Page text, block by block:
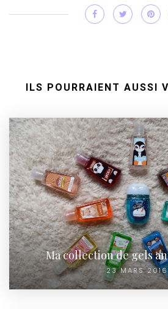
ILS POURRAIENT AUSSI
Ma collection de gels
23 MARS 2016